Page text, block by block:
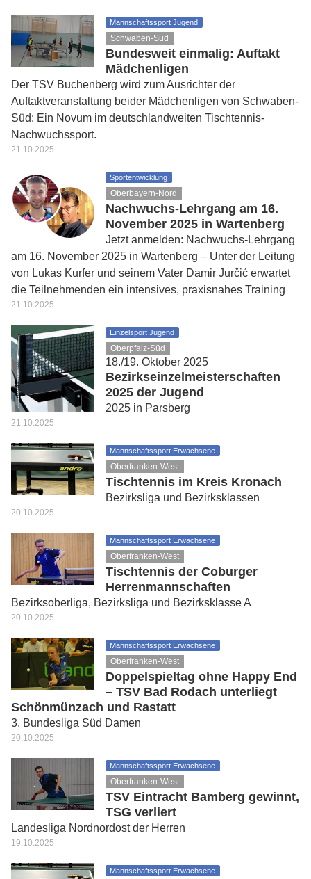
Mannschaftssport Jugend
Schwaben-Süd
Bundesweit einmalig: Auftakt
Mädchenligen
Der TSV Buchenberg wird zum Ausrichter der
Auftaktveranstaltung beider Mädchenligen von Schwaben-
Süd: Ein Novum im deutschlandweiten Tischtennis-
Nachwuchssport.
21.10.2025
Sportentwicklung
Oberbayern-Nord
Nachwuchs-Lehrgang am 16.
November 2025 in Wartenberg
Jetzt anmelden: Nachwuchs-Lehrgang
am 16. November 2025 in Wartenberg – Unter der Leitung
von Lukas Kurfer und seinem Vater Damir Jurčić erwartet
die Teilnehmenden ein intensives, praxisnahes Training
21.10.2025
Einzelsport Jugend
Oberpfalz-Süd
18./19. Oktober 2025
Bezirkseinzelmeisterschaften
2025 der Jugend
2025 in Parsberg
21.10.2025
Mannschaftssport Erwachsene
Oberfranken-West
Tischtennis im Kreis Kronach
Bezirksliga und Bezirksklassen
20.10.2025
Mannschaftssport Erwachsene
Oberfranken-West
Tischtennis der Coburger
Herrenmannschaften
Bezirksoberliga, Bezirksliga und Bezirksklasse A
20.10.2025
Mannschaftssport Erwachsene
Oberfranken-West
Doppelspieltag ohne Happy End
– TSV Bad Rodach unterliegt
Schönmünzach und Rastatt
3. Bundesliga Süd Damen
20.10.2025
Mannschaftssport Erwachsene
Oberfranken-West
TSV Eintracht Bamberg gewinnt,
TSG verliert
Landesliga Nordnordost der Herren
19.10.2025
Mannschaftssport Erwachsene